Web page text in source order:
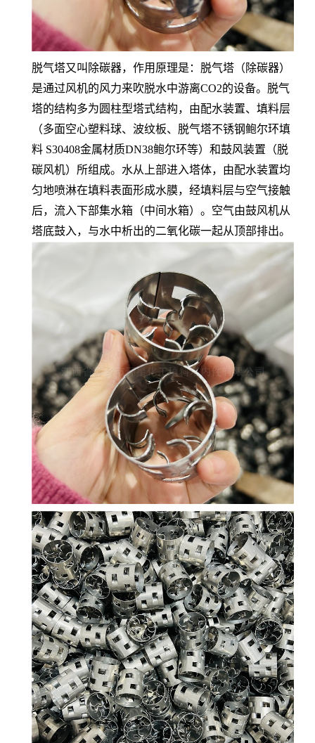
脱气塔又叫除碳器，作用原理是：脱气塔（除碳器）
是通过风机的风力来吹脱水中游离CO2的设备。 脱气
塔的结构多为圆柱型塔式结构，由配水装置、填料层
（多面空心塑料球、波纹板、脱气塔不锈钢鲍尔环填
料 S30408金属材质DN38鲍尔环等）和鼓风装置（脱
碳风机）所组成。水从上部进入塔体，由配水装置均
匀地喷淋在填料表面形成水膜，经填料层与空气接触
后，流入下部集水箱（中间水箱）。空气由鼓风机从
塔底鼓入，与水中析出的二氧化碳一起从顶部排出。